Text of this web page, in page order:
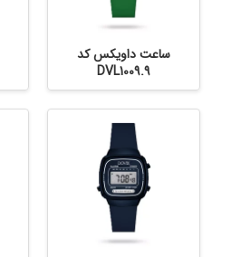
ساعت داویکس کد
DVL1009.9